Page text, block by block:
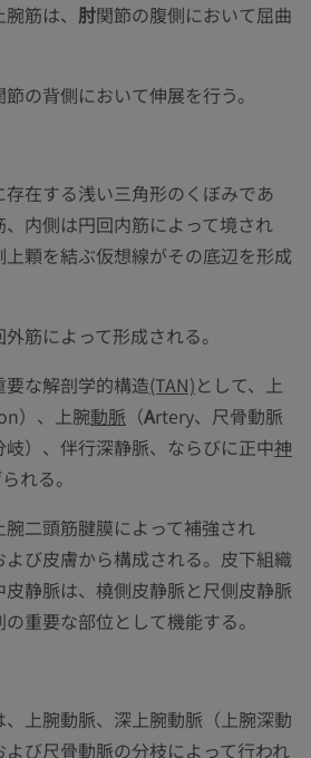
筋は、 肘関節の腹側において屈曲
節の背側において伸展を行う。
存在する浅い三角形のくぼみであ
内側は円回内筋によって境され
顆を結ぶ仮想線がその底辺を形成
筋によって形成される。
な解剖学的構造(TAN)として、上
）、上腕動脈 （Artery、尺骨動脈
）、伴行深静脈、ならびに正中神
れる。
二頭筋腱膜によって補強され
び皮膚から構成される。皮下組織
静脈は、橈側皮静脈と尺側皮静脈
重要な部位として機能する。
上腕動脈、深上腕動脈（上腕深動
び尺骨動脈の分枝によって行われ